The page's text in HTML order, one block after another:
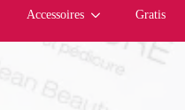
Accessoires Gratis